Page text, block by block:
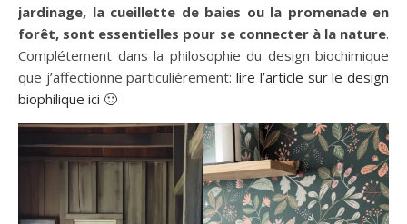
jardinage, la cueillette de baies ou la promenade en
forêt, sont essentielles pour se connecter à la nature.
Complétement dans la philosophie du design biochimique
que j’affectionne particulièrement:lire l’article sur le design
biophilique ici 🙂